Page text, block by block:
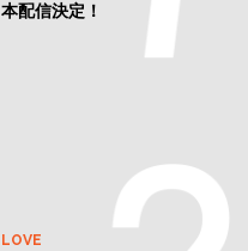
本配信決定！
LOVE